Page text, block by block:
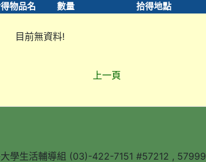
物品名 數量 拾得地點
目前無資料!
上一頁
學生活輔導組 (03)-422-7151 #57212 , 57999